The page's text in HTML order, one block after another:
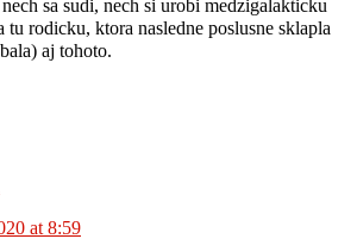
sa sudi, nech si urobi medzigalakticku
tu rodicku, ktora nasledne poslusne sklapla
aj tohoto.
at 8:59